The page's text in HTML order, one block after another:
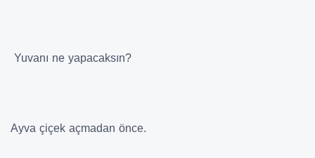
Yuvanı ne yapacaksın?
Ayva çiçek açmadan önce.